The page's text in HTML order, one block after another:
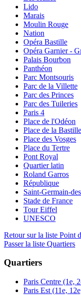
Lido
Marais
Moulin Rouge
Nation
Opéra Bastille
Opéra Garnier -
Palais Bourbon
Panthéon
Parc Montsouris
Parc de la Villette
Parc des Princes
Parc des Tuileries
Paris 4
Place de l'Odéon
Place de la Bastille
Place des Vosges
Place du Tertre
Pont Royal
Quartier latin
Roland Garros
République
Saint-Germain-
Stade de France
Tour Eiffel
UNESCO
Retour sur la liste Point
Passer la liste Quartiers
Quartiers
Paris Centre (1e,
Paris Est (11e,